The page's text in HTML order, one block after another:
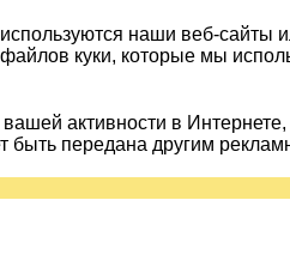
наши веб-
куки, которые мы
активности в
быть передана другим